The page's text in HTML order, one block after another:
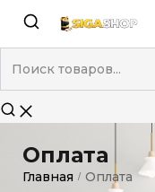
Оплата
Главная / Оплата